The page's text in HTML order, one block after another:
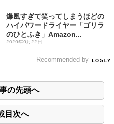
爆風すぎて笑ってしまうほどの
ハイパワードライヤー「ゴリラ
のひとふき」Amazon...
2026年6月22日
Recommended by
の先頭へ
目次へ